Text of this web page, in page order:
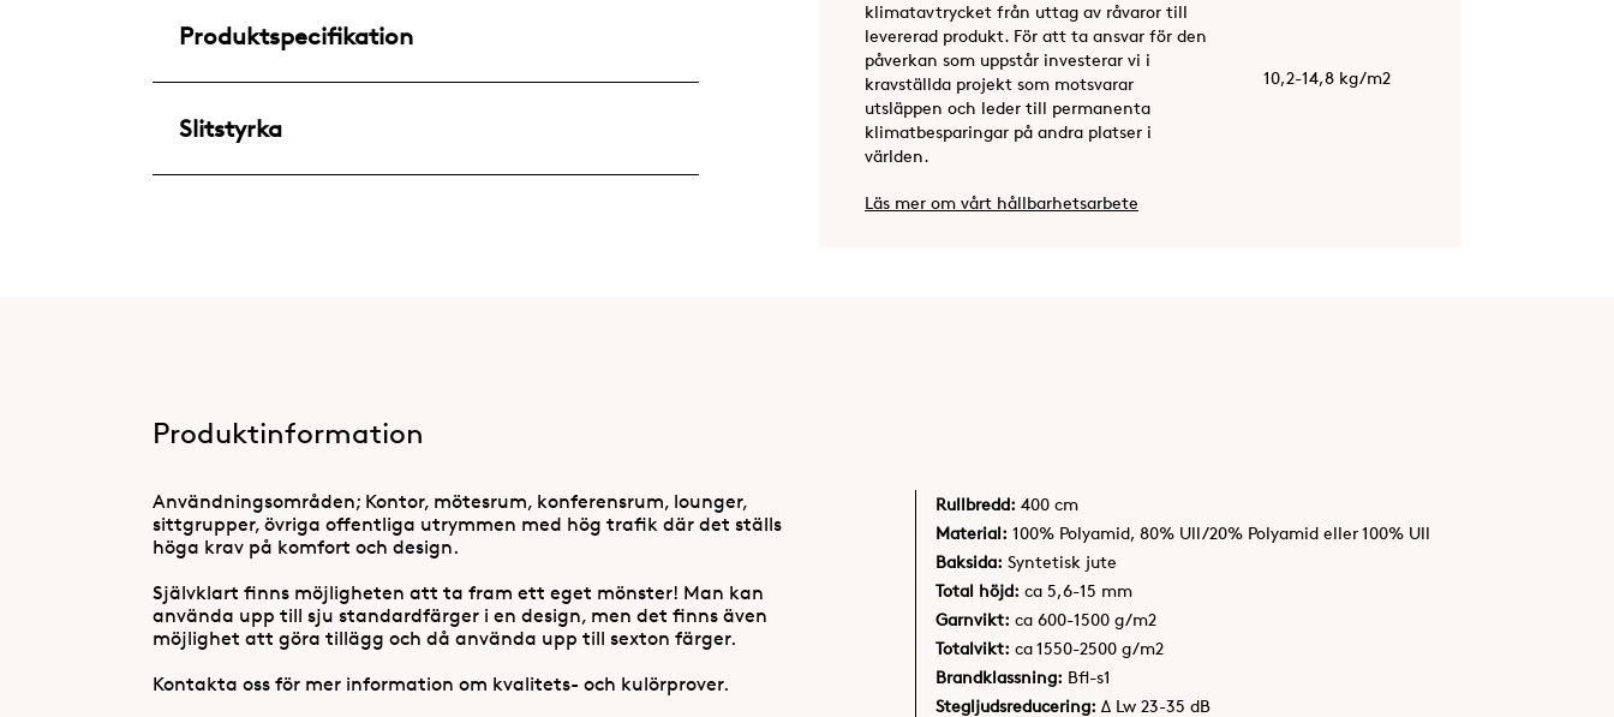
Produktspecifikation
Slitstyrka
klimatavtrycket från uttag av råvaror till
levererad produkt. För att ta ansvar för den
påverkan som uppstår investerar vi i
kravställda projekt som motsvarar
utsläppen och leder till permanenta
klimatbesparingar på andra platser i
världen.
Läs mer om vårt hållbarhetsarbete
10,2-14,8 kg/m2
Produktinformation
Användningsområden; Kontor, mötesrum, konferensrum, lounger,
sittgrupper, övriga offentliga utrymmen med hög trafik där det ställs
höga krav på komfort och design.
Självklart finns möjligheten att ta fram ett eget mönster! Man kan
använda upp till sju standardfärger i en design, men det finns även
möjlighet att göra tillägg och då använda upp till sexton färger.
Kontakta oss för mer information om kvalitets- och kulörprover.
Rullbredd: 400 cm
Material: 100% Polyamid, 80% Ull/20% Polyamid eller 100% Ull
Baksida: Syntetisk jute
Total höjd: ca 5,6-15 mm
Garnvikt: ca 600-1500 g/m2
Totalvikt: ca 1550-2500 g/m2
Brandklassning: Bfl-s1
Stegljudsreducering: Δ Lw 23-35 dB